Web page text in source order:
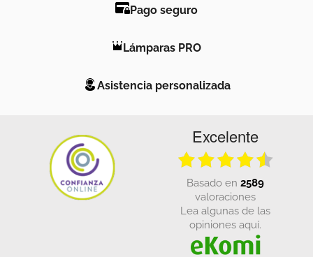
Pago seguro
Lámparas PRO
Asistencia personalizada
Excelente
basado en 2589
valoraciones
Lea algunas de las
opiniones aquí.